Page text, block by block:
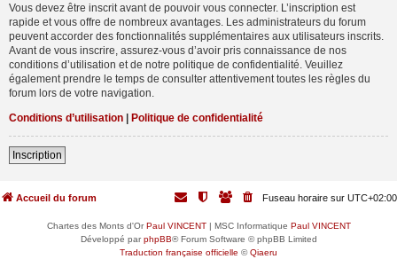
Vous devez être inscrit avant de pouvoir vous connecter. L’inscription est
rapide et vous offre de nombreux avantages. Les administrateurs du forum
peuvent accorder des fonctionnalités supplémentaires aux utilisateurs inscrits.
Avant de vous inscrire, assurez-vous d’avoir pris connaissance de nos
conditions d’utilisation et de notre politique de confidentialité. Veuillez
également prendre le temps de consulter attentivement toutes les règles du
forum lors de votre navigation.
Conditions d’utilisation | Politique de confidentialité
Inscription
Accueil du forum Fuseau horaire sur UTC+02:00
Chartes des Monts d'OrPaul VINCENT| MSC Informatique Paul VINCENT
Développé parphpBB® Forum Software © phpBB Limited
Traduction française officielle ©Qiaeru